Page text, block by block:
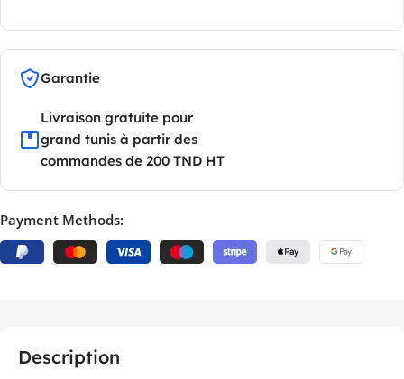
Garantie
Livraison gratuite pour
grand tunis à partir des
commandes de 200 TND HT
Payment Methods:
Description